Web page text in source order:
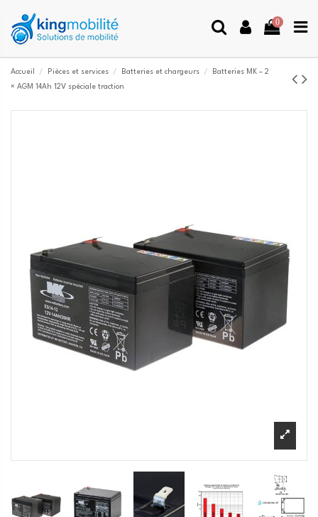
0
Accueil Pièces et services Batteries et chargeurs
Batteries MK – 2
× AGM 14Ah 12V spéciale traction